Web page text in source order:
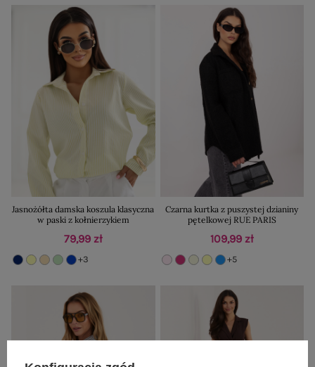
Jasnożółta damska koszula klasyczna
w paski z kołnierzykiem
79,99 zł
+3
Czarna kurtka z puszystej dzianiny
pętelkowej RUE PARIS
109,99 zł
+5